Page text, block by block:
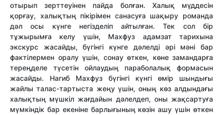
отырып зерттеуінен пайда болған. Халық мүддесін
қорғау, халықтың пікірімен санасуға шақыру романда
дәл осы күнге негізделіп айтылған. Тек сол бір
тұжырымға келу үшін, Махфуз адамзат тарихына
экскурс жасайды, бүгінгі күнге дәлелді әрі мәні бар
фактілермен оралу үшін, сонау өткен, көне замандарға
тереңделе түсетін ойлаудың параболалық формасын
жасайды. Нагиб Махфуз бүгінгі күнгі өмір шындығы
жайлы талас-тартыста жеңу үшін, оның көз алдындағы
халықтың мүшкіл жағдайын дәлелдеп, оны жақсартуға
мүмкіндік бар екеніне барлығының көзін ашу үшін өткен